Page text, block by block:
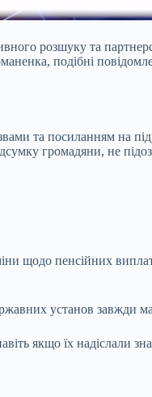
розшуку та
подібні
та посиланням на
громадяни, не
щодо пенсійних
установ завжди
якщо їх надіслали